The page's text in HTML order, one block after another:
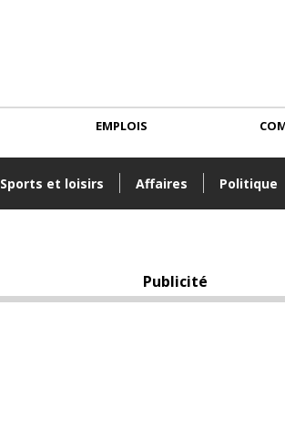
Sports et loisirs Affaires Politique
EMPLOIS
Publicité